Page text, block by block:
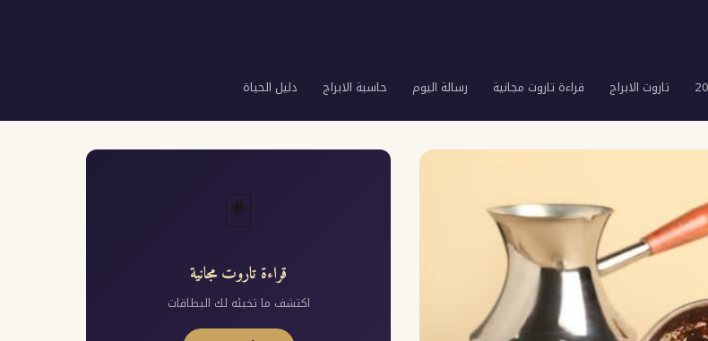
تاروت الابراج قراءة تاروت مجانية رسالة اليوم حاسبة الابراج دليل الحياة
🃏
قراءة تاروت مجانية
اكتشف ما تخبئه لك البطاقات